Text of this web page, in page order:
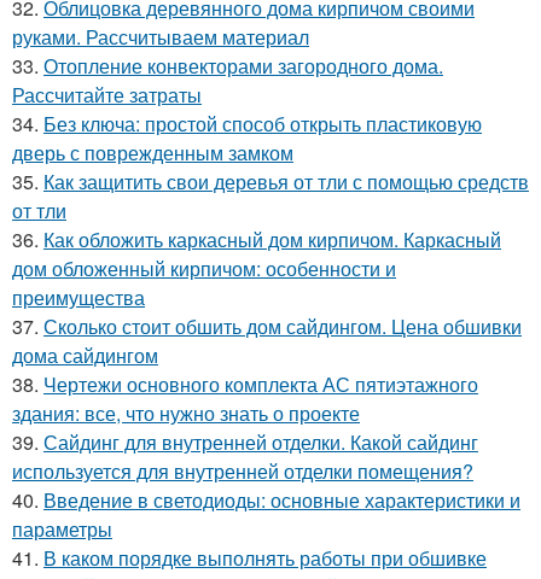
32. Облицовка деревянного дома кирпичом своими
руками. Рассчитываем материал
33. Отопление конвекторами загородного дома.
Рассчитайте затраты
34. Без ключа: простой способ открыть пластиковую
дверь с поврежденным замком
35. Как защитить свои деревья от тли с помощью средств
от тли
36. Как обложить каркасный дом кирпичом. Каркасный
дом обложенный кирпичом: особенности и
преимущества
37. Сколько стоит обшить дом сайдингом. Цена обшивки
дома сайдингом
38. Чертежи основного комплекта АС пятиэтажного
здания: все, что нужно знать о проекте
39. Сайдинг для внутренней отделки. Какой сайдинг
используется для внутренней отделки помещения?
40. Введение в светодиоды: основные характеристики и
параметры
41. В каком порядке выполнять работы при обшивке